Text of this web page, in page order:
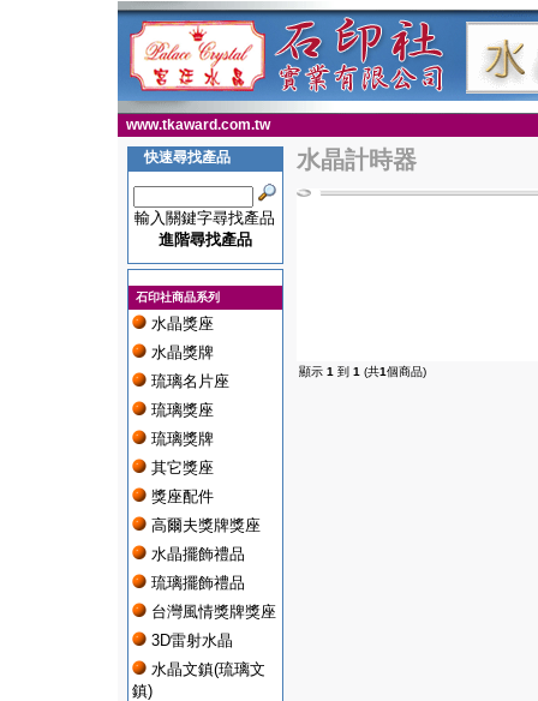
www.tkaward.com.tw
快速尋找產品
輸入關鍵字尋找產品
進階尋找產品
石印社商品系列
水晶獎座
水晶獎牌
琉璃名片座
琉璃獎座
琉璃獎牌
其它獎座
獎座配件
高爾夫獎牌獎座
水晶擺飾禮品
琉璃擺飾禮品
台灣風情獎牌獎座
3D雷射水晶
水晶文鎮(琉璃文
鎮)
水晶計時器
顯示 1 到 1 (共1個商品)